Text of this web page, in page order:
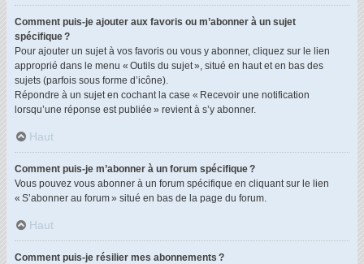
Comment puis-je ajouter aux favoris ou m’abonner à un sujet
spécifique ?
Pour ajouter un sujet à vos favoris ou vous y abonner, cliquez sur le lien
approprié dans le menu « Outils du sujet », situé en haut et en bas des
sujets (parfois sous forme d’icône).
Répondre à un sujet en cochant la case « Recevoir une notification
lorsqu’une réponse est publiée » revient à s’y abonner.
Haut
Comment puis-je m’abonner à un forum spécifique ?
Vous pouvez vous abonner à un forum spécifique en cliquant sur le lien
« S’abonner au forum » situé en bas de la page du forum.
Haut
Comment puis-je résilier mes abonnements ?